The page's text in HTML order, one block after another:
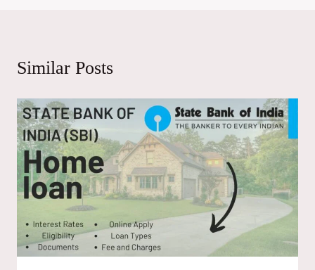
Similar Posts